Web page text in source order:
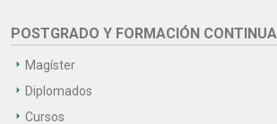
POSTGRADO Y FORMACIÓN CONTINUA
Magíster
Diplomados
Cursos